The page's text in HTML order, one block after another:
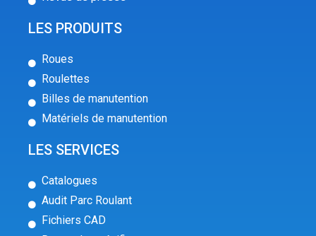
LES PRODUITS
Roues
Roulettes
Billes de manutention
Matériels de manutention
LES SERVICES
Catalogues
Audit Parc Roulant
Fichiers CAD